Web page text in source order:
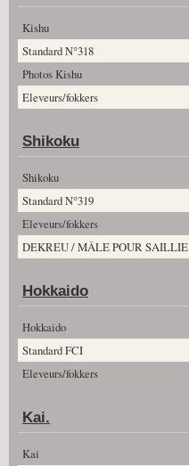
Kishu
Standard N°318
Photos Kishu
Eleveurs/fokkers
Shikoku
Shikoku
Standard N°319
Eleveurs/fokkers
DEKREU / MÂLE POUR SAILLIE
Hokkaido
Hokkaido
Standard FCI
Eleveurs/fokkers
Kai.
Kai